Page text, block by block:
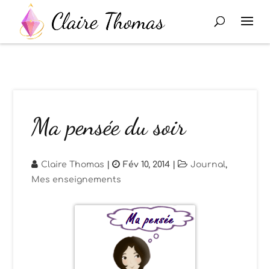
Ma pensée du soir
Claire Thomas | Fév 10, 2014 | Journal,
Mes enseignements